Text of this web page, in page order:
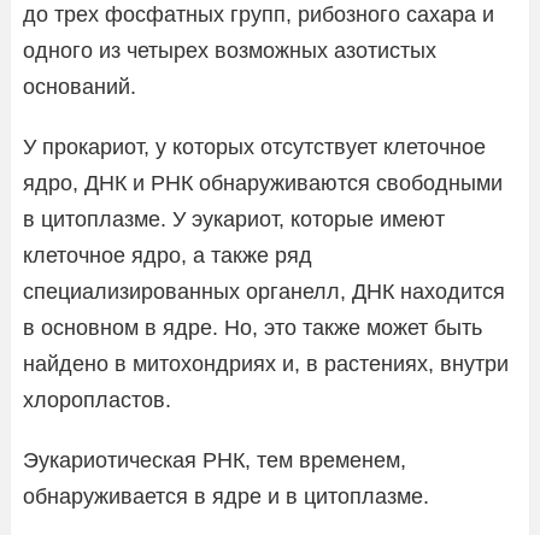
до трех фосфатных групп, рибозного сахара и
одного из четырех возможных азотистых
оснований.
У прокариот, у которых отсутствует клеточное
ядро, ДНК и РНК обнаруживаются свободными
в цитоплазме. У эукариот, которые имеют
клеточное ядро, а также ряд
специализированных органелл, ДНК находится
в основном в ядре. Но, это также может быть
найдено в митохондриях и, в растениях, внутри
хлоропластов.
Эукариотическая РНК, тем временем,
обнаруживается в ядре и в цитоплазме.